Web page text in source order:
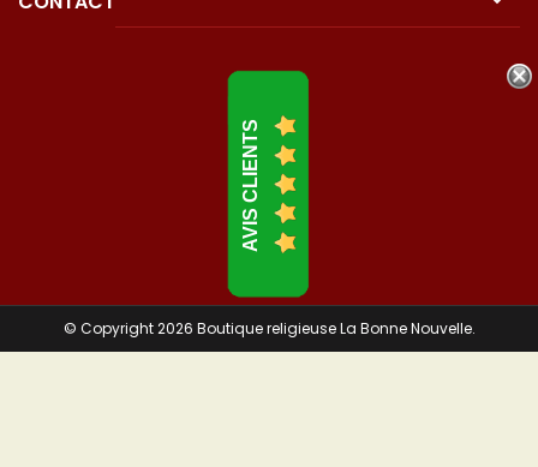
AVIS CLIENTS
© Copyright 2026 Boutique religieuse La Bonne Nouvelle.